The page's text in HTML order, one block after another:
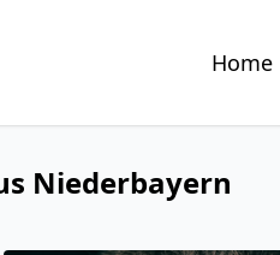
Home
Niederbayern